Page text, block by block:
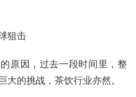
狙击
原因，过去一段时间里，整
大的挑战，茶饮行业亦然。